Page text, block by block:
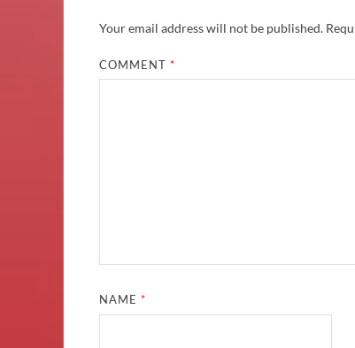
Your email address will not be published.
COMMENT*
NAME*